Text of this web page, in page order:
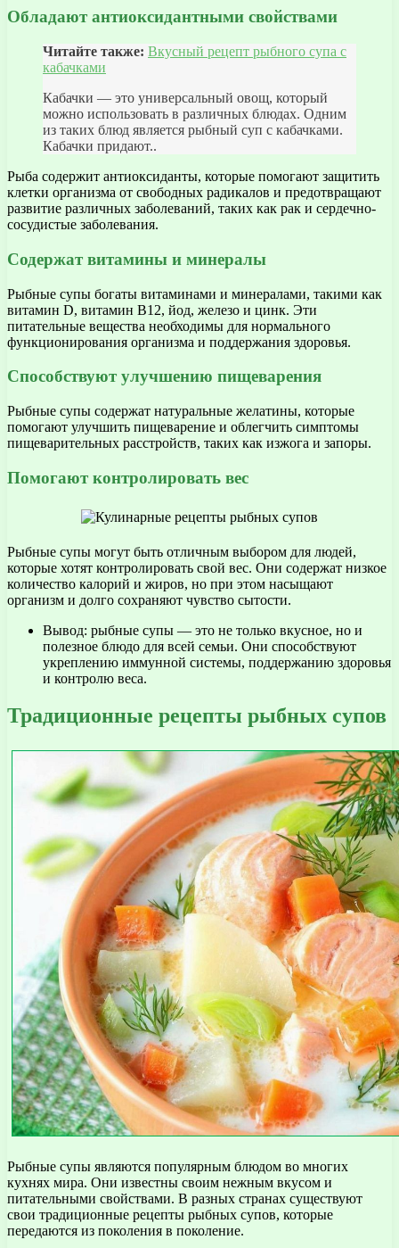
Обладают антиоксидантными свойствами
Читайте также: Вкусный рецепт рыбного супа с
кабачками
Кабачки — это универсальный овощ, который
можно использовать в различных блюдах. Одним
из таких блюд является рыбный суп с кабачками.
Кабачки придают..
Рыба содержит антиоксиданты, которые помогают защитить
клетки организма от свободных радикалов и предотвращают
развитие различных заболеваний, таких как рак и сердечно-
сосудистые заболевания.
Содержат витамины и минералы
Рыбные супы богаты витаминами и минералами, такими как
витамин D, витамин В12, йод, железо и цинк. Эти
питательные вещества необходимы для нормального
функционирования организма и поддержания здоровья.
Способствуют улучшению пищеварения
Рыбные супы содержат натуральные желатины, которые
помогают улучшить пищеварение и облегчить симптомы
пищеварительных расстройств, таких как изжога и запоры.
Помогают контролировать вес
Рыбные супы могут быть отличным выбором для людей,
которые хотят контролировать свой вес. Они содержат низкое
количество калорий и жиров, но при этом насыщают
организм и долго сохраняют чувство сытости.
Вывод: рыбные супы — это не только вкусное, но и
полезное блюдо для всей семьи. Они способствуют
укреплению иммунной системы, поддержанию здоровья
и контролю веса.
Традиционные рецепты рыбных супов
Рыбные супы являются популярным блюдом во многих
кухнях мира. Они известны своим нежным вкусом и
питательными свойствами. В разных странах существуют
свои традиционные рецепты рыбных супов, которые
передаются из поколения в поколение.